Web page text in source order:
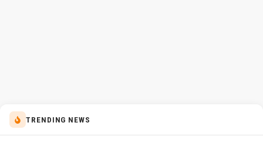
TRENDING NEWS